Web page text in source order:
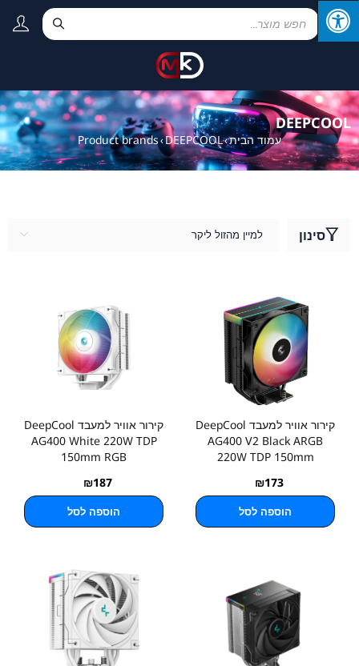
DEEPCOOL
עמוד הבית›
Product brands›DEEPCOOL
סינון למיין מהזול ליקר
קירור אוויר למעבד DeepCool
AG400 V2 Black ARGB
220W TDP 150mm
₪173
הוספה לסל
קירור אוויר למעבד DeepCool
AG400 White 220W TDP
150mm RGB
₪187
הוספה לסל